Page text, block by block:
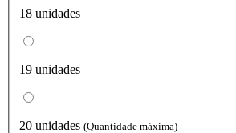
18 unidades
19 unidades
20 unidades (Quantidade máxima)